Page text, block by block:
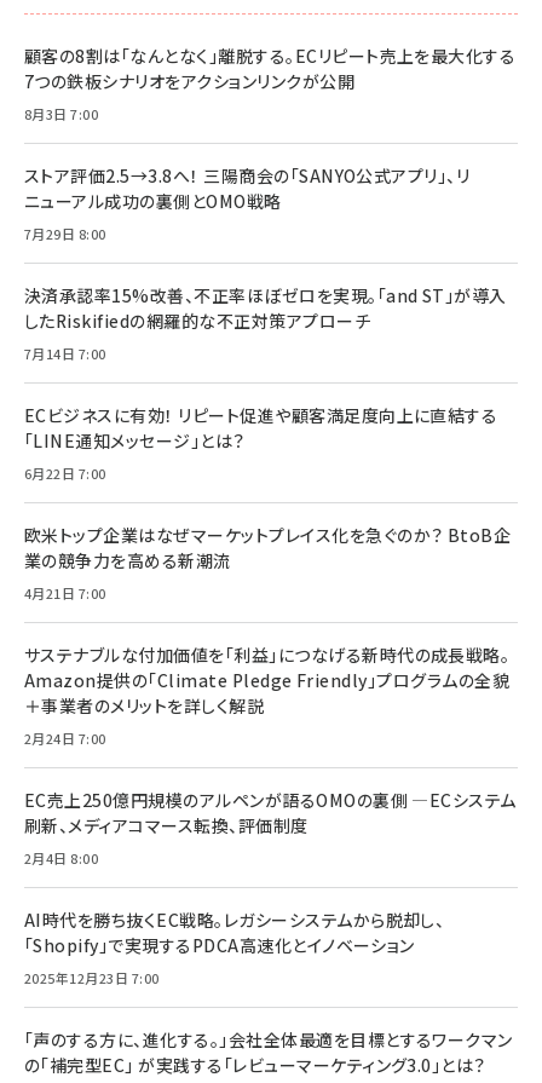
顧客の8割は「なんとなく」離脱する。ECリピート売上を最大化する
7つの鉄板シナリオをアクションリンクが公開
8月3日 7:00
ストア評価2.5→3.8へ！ 三陽商会の「SANYO公式アプリ」、リ
ニューアル成功の裏側とOMO戦略
7月29日 8:00
決済承認率15%改善、不正率ほぼゼロを実現。「and ST」が導入
したRiskifiedの網羅的な不正対策アプローチ
7月14日 7:00
ECビジネスに有効！ リピート促進や顧客満足度向上に直結する
「LINE通知メッセージ」とは？
6月22日 7:00
欧米トップ企業はなぜマーケットプレイス化を急ぐのか？ BtoB企
業の競争力を高める新潮流
4月21日 7:00
サステナブルな付加価値を「利益」につなげる新時代の成長戦略。
Amazon提供の「Climate Pledge Friendly」プログラムの全貌
＋事業者のメリットを詳しく解説
2月24日 7:00
EC売上250億円規模のアルペンが語るOMOの裏側 ―ECシステム
刷新、メディアコマース転換、評価制度
2月4日 8:00
AI時代を勝ち抜くEC戦略。レガシーシステムから脱却し、
「Shopify」で実現するPDCA高速化とイノベーション
2025年12月23日 7:00
「声のする方に、進化する。」会社全体最適を目標とするワークマン
の「補完型EC」 が実践する「レビューマーケティング3.0」とは？